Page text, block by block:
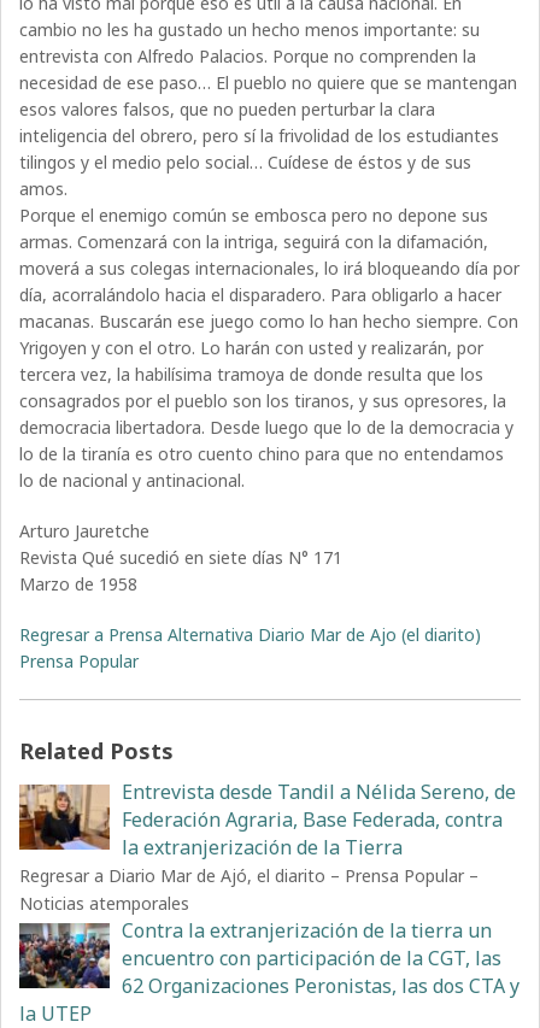
cambio no les ha gustado un hecho menos importante: su
entrevista con Alfredo Palacios. Porque no comprenden la
necesidad de ese paso… El pueblo no quiere que se mantengan
esos valores falsos, que no pueden perturbar la clara
inteligencia del obrero, pero sí la frivolidad de los estudiantes
tilingos y el medio pelo social… Cuídese de éstos y de sus
amos.
Porque el enemigo común se embosca pero no depone sus
armas. Comenzará con la intriga, seguirá con la difamación,
moverá a sus colegas internacionales, lo irá bloqueando día por
día, acorralándolo hacia el disparadero. Para obligarlo a hacer
macanas. Buscarán ese juego como lo han hecho siempre. Con
Yrigoyen y con el otro. Lo harán con usted y realizarán, por
tercera vez, la habilísima tramoya de donde resulta que los
consagrados por el pueblo son los tiranos, y sus opresores, la
democracia libertadora. Desde luego que lo de la democracia y
lo de la tiranía es otro cuento chino para que no entendamos
lo de nacional y antinacional.
Arturo Jauretche
Revista Qué sucedió en siete días N° 171
Marzo de 1958
Regresar a Prensa Alternativa Diario Mar de Ajo (el diarito)
Prensa Popular
Related Posts
Entrevista desde Tandil a Nélida Sereno, de
Federación Agraria, Base Federada, contra
la extranjerización de la Tierra
Regresar a Diario Mar de Ajó, el diarito – Prensa Popular –
Noticias atemporales
Contra la extranjerización de la tierra un
encuentro con participación de la CGT, las
62 Organizaciones Peronistas, las dos CTA y
la UTEP